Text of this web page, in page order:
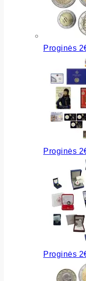
Proginės
Proginės
Proginės